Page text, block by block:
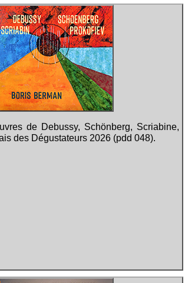
de Debussy, Schönberg, Scriabine,
des Dégustateurs 2026 (pdd 048).